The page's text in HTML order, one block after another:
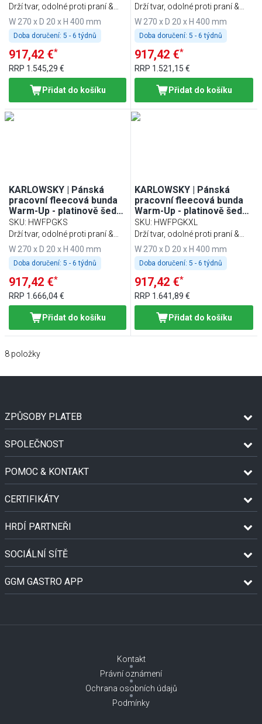
Drží tvar, odolné proti praní &
udržitelné
W 270 x D 20 x H 400 mm
Doba doručení: 5 - 6 týdnů
917,42 €*
RRP 1.545,29 €
Přidat do košíku
Drží tvar, odolné proti praní &
udržitelné
W 270 x D 20 x H 400 mm
Doba doručení: 5 - 6 týdnů
917,42 €*
RRP 1.521,15 €
Přidat do košíku
KARLOWSKY | Pánská
pracovní fleecová bunda
Warm-Up - platinově šedá
- velikost: S
SKU: HWFPGKS
Drží tvar, odolné proti praní &
udržitelné
W 270 x D 20 x H 400 mm
Doba doručení: 5 - 6 týdnů
917,42 €*
RRP 1.666,04 €
Přidat do košíku
KARLOWSKY | Pánská
pracovní fleecová bunda
Warm-Up - platinově šedá
- velikost: XL
SKU: HWFPGKXL
Drží tvar, odolné proti praní &
udržitelné
W 270 x D 20 x H 400 mm
Doba doručení: 5 - 6 týdnů
917,42 €*
RRP 1.641,89 €
Přidat do košíku
8 položky
ZPŮSOBY PLATEB
SPOLEČNOST
POMOC & KONTAKT
CERTIFIKÁTY
HRDÍ PARTNEŘI
SOCIÁLNÍ SÍTĚ
GGM GASTRO APP
Kontakt
Právní oznámení
Ochrana osobních údajů
Podmínky